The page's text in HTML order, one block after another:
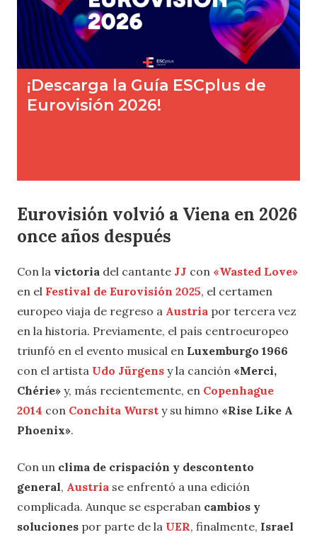
Eurovisión volvió a Viena en 2026
once años después
Con la victoria del cantante JJ con «Wasted Love»
en el Festival de Eurovisión 2025, el certamen
europeo viaja de regreso a Austria por tercera vez
en la historia. Previamente, el país centroeuropeo
triunfó en el evento musical en Luxemburgo 1966
con el artista Udo Jürgens y la canción «Merci,
Chérie» y, más recientemente, en Copenhague
2014 con Conchita Wurst y su himno «Rise Like A
Phoenix».
Con un clima de crispación y descontento
general, Austria se enfrentó a una edición
complicada. Aunque se esperaban cambios y
soluciones por parte de la UER, finalmente, Israel